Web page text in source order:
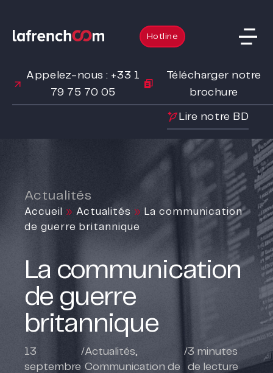
Hotline
Appelez-nous : +33 1
79 75 70 05
Télécharger notre
brochure
Lire notre BD
Actualités
Accueil » Actualités » La communication
de guerre britannique
La communication
de guerre
britannique
13
septembre
/Actualités,
Communication de
/3 minutes
de lecture